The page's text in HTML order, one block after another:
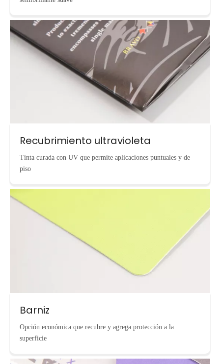
Recubrimiento ultravioleta
Tinta curada con UV que permite aplicaciones puntuales y de
piso
Barniz
Opción económica que recubre y agrega protección a la
superficie